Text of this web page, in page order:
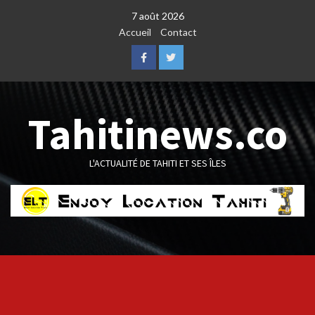
7 août 2026
Accueil
Contact
FacebookTwitter
Tahitinews.co
L'ACTUALITÉ DE TAHITI ET SES ÎLES